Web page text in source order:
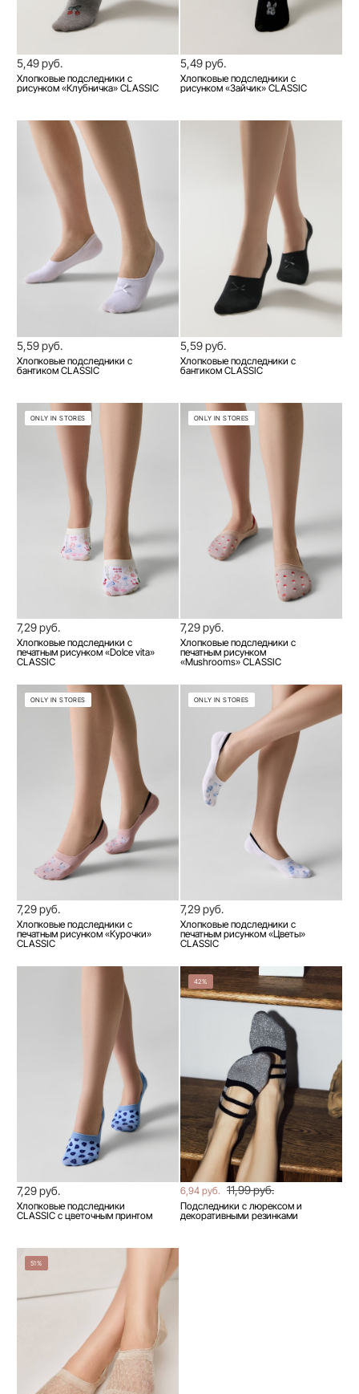
5,49 руб.
Хлопковые подследники с
рисунком «Клубничка» CLASSIC
5,49 руб.
Хлопковые подследники с
рисунком «Зайчик» CLASSIC
5,59 руб.
Хлопковые подследники с
бантиком CLASSIC
5,59 руб.
Хлопковые подследники с
бантиком CLASSIC
ONLY IN STORES
7,29 руб.
Хлопковые подследники с
печатным рисунком «Dolce vita»
CLASSIC
ONLY IN STORES
7,29 руб.
Хлопковые подследники с
печатным рисунком
«Mushrooms» CLASSIC
ONLY IN STORES
7,29 руб.
Хлопковые подследники с
печатным рисунком «Курочки»
CLASSIC
ONLY IN STORES
7,29 руб.
Хлопковые подследники с
печатным рисунком «Цветы»
CLASSIC
7,29 руб.
Хлопковые подследники
CLASSIC с цветочным принтом
42%
6,94 руб. 11,99 руб.
Подследники с люрексом и
декоративными резинками
51%